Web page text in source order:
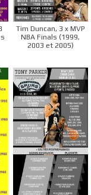
Tim Duncan, 3 x MVP
NBA Finals (1999,
2003 et 2005)